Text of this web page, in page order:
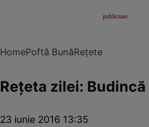
HomePoftă BunăRețete
Reţeta zilei:
23 iunie 2016 13:35